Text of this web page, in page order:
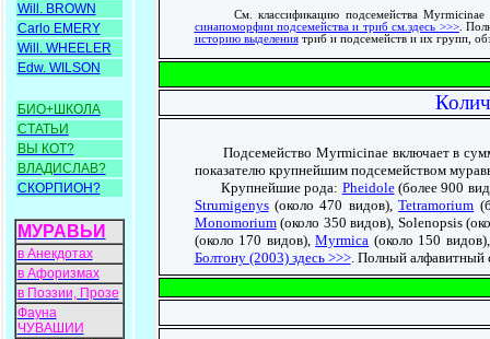
Will. BROWN
Carlo EMERY
Will. WHEELER
Edw. WILSON
БИО+ШКОЛА
СТАТЬИ
ВЫ КОТ?
ВЛАДИСЛАВ?
СКОРПИОН?
МУРАВЬИ
в Анекдотах
в Афоризмах
в Поэзии, Прозе
Фауна
ЧУВАШИИ
См. классификацию подсемейства
синапоморфии подсемейства и триб см.здесь >>>.
историю выделениятриб и подсемейств и их групп,
Подсемейство Myrmicinae включает в
показателю крупнейшим подсемейством
Крупнейшие рода: Pheidole(более 900
Strumigenys(около 470 видов),Tetramorium
Monomorium(около 350 видов), Solenopsis
(около 170 видов),Myrmica (около 150
Болтону (2003) здесь >>>. Полный алфавитный